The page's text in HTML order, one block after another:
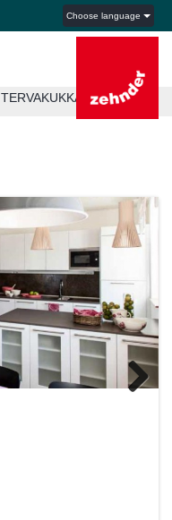
Choose language
TERVAKUKKA